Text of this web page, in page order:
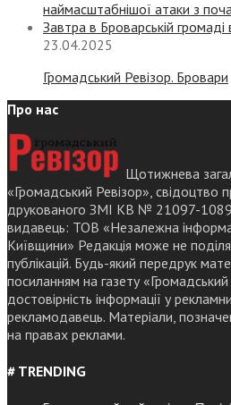
наймасштабнішої атаки з
Завтра в Броварській
23.04.2025
Громадський Ревізор. Бровари
Про нас
Щотижнева
«Громадський Ревізор», свідоцтво
друкованого ЗМІ КВ № 21097-
видавець: ТОВ «Незалежна
Київщини» Редакція може не
публікацій. Будь-який передрук
посиланням на газету «Громадський
достовірність інформації у
рекламодавець. Матеріали,
на правах реклами.
# TRENDING